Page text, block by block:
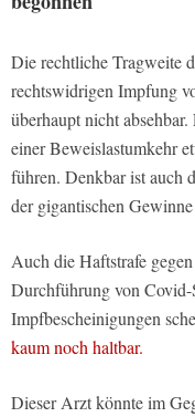
Die rechtliche Tragweite
rechtswidrigen Impfung
überhaupt nicht
einer Beweislastumkehr
führen. Denkbar ist auch
der gigantischen
Auch die Haftstrafe
Durchführung von
Impfbescheinigungen
kaum noch haltbar.
Dieser Arzt könnte im